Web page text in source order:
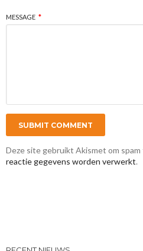
MESSAGE *
Deze site gebruikt Akismet om
reactie gegevens worden verwerkt.